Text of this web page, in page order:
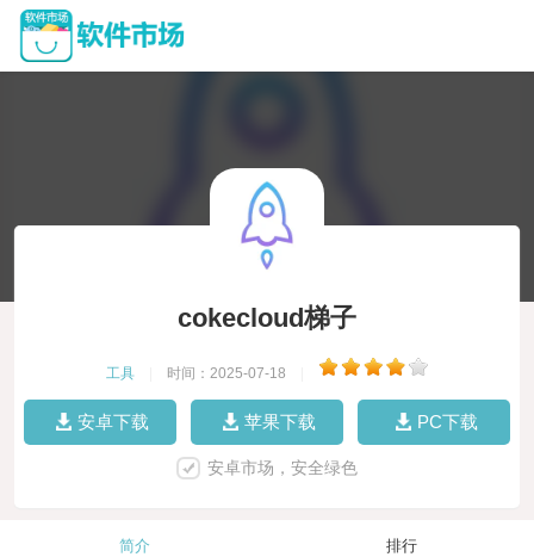
cokecloud梯子
工具 时间：2025-07-18
安卓下载 苹果下载 PC下载
安卓市场，安全绿色
简介 排行